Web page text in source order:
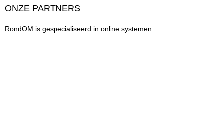
ONZE PARTNERS
RondOM is gespecialiseerd in online systemen